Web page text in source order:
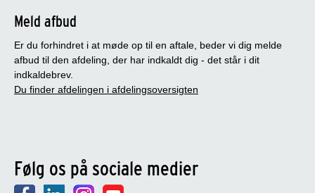
Meld afbud
Er du forhindret i at møde op til en aftale, beder vi dig melde
afbud til den afdeling, der har indkaldt dig - det står i dit
indkaldebrev.
Du finder afdelingen i afdelingsoversigten
Følg os på sociale medier